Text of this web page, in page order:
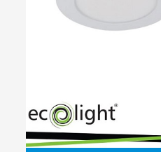
Abbigliamento da lavoro
Cablaggio
Elettronica